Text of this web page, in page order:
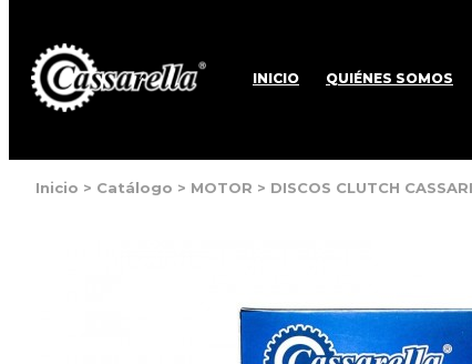
INICIO QUIÉNES SOMOS
Inicio > Catálogo > MOTOR > DISCOS CLUTCH